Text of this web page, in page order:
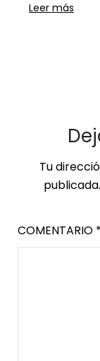
Leer más
Tu
publicada.
COMENTARIO *